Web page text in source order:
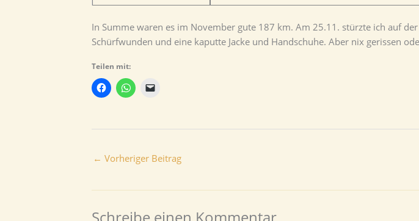
In Summe waren es im November gute 187 km. Am 25.11. stürzte ich auf
Schürfwunden und eine kaputte Jacke und Handschuhe. Aber nix gerissen
Teilen mit:
← Vorheriger Beitrag